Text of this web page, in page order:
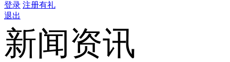
登录 注册有礼
退出
新闻资讯